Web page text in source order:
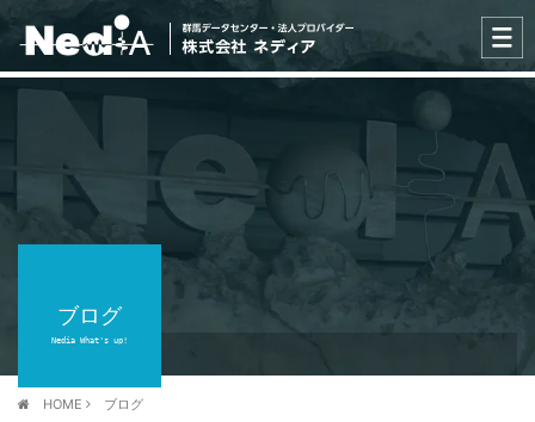
ブログ
Nedia What's up!
HOME ブログ